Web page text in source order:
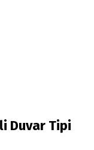
Duvar Tipi